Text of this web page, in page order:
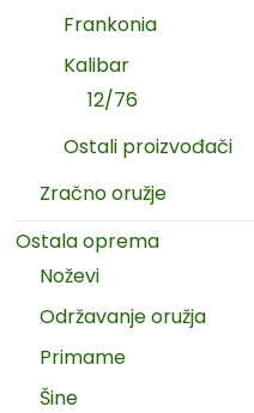
Frankonia
Kalibar
12/76
Ostali proizvođači
Zračno oružje
Ostala oprema
Noževi
Održavanje oružja
Primame
Šine